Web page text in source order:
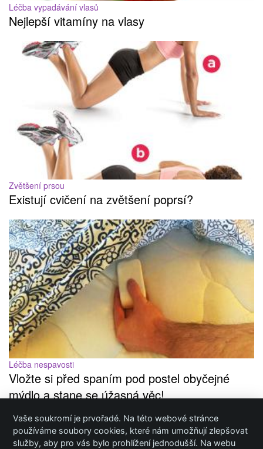
Léčba vypadávání vlasů
Nejlepší vitamíny na vlasy
Zvětšení prsou
Existují cvičení na zvětšení poprsí?
Léčba nespavosti
Vložte si před spaním pod postel obyčejné
mýdlo a stane se úžasná věc!
Inzerce / Prezentace / Publikování
Ochrana osobních údajů
Vaše soukromí je prvořadé. Na této webové stránce
používáme soubory cookies, které nám umožňují zlepšovat
služby, aby pro vás bylo prohlížení jednodušší. Na webu